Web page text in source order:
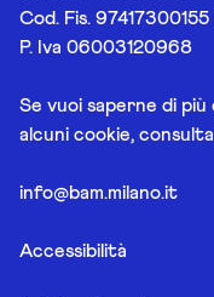
Cod. Fis. 97417300155
P. Iva 06003120968
Se vuoi saperne di
alcuni cookie,
info@bam.milano.it
Accessibilità